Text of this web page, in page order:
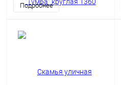
Подробнее